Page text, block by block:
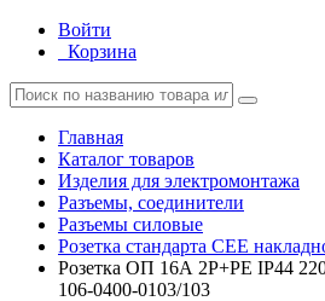
Войти
Корзина
Главная
Каталог товаров
Изделия для электромонтажа
Разъемы, соединители
Разъемы силовые
Розетка стандарта СЕЕ
Розетка ОП 16А 2P+PE IP44
106-0400-0103/103